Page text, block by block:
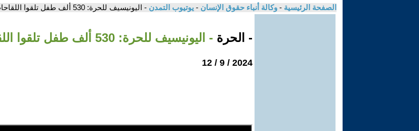
الصفحة الرئيسية - وكالة أنباء حقوق الإنسان - يوتيوب التمدن - اليونيسيف للحرة: 530 ألف طفل تلقوا اللقاحات في غزة
- الحرة - اليونيسيف للحرة: 530 ألف طفل تلقوا اللقاحات في غزة
2024 / 9 / 12